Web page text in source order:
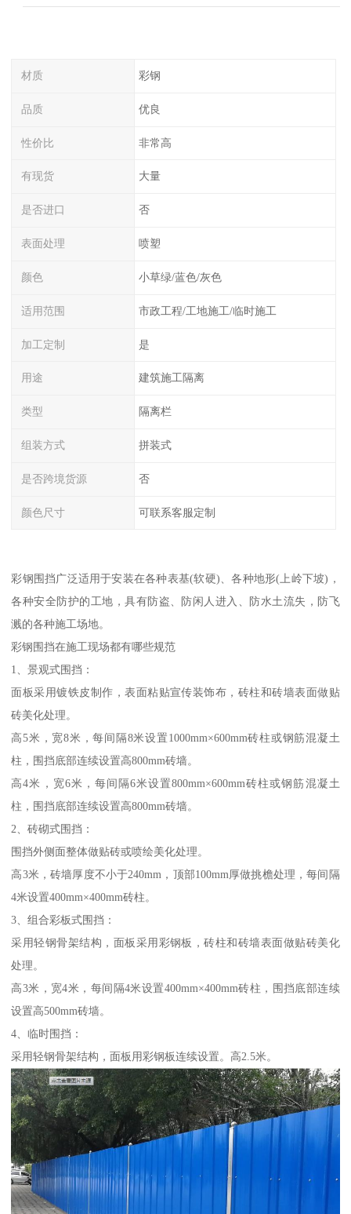
材质 彩钢
品质 优良
性价比 非常高
有现货 大量
是否进口 否
表面处理 喷塑
颜色 小草绿/蓝色/灰色
适用范围 市政工程/工地施工/临时施工
加工定制 是
用途 建筑施工隔离
类型 隔离栏
组装方式 拼装式
是否跨境货源 否
颜色尺寸 可联系客服定制
彩钢围挡广泛适用于安装在各种表基(软硬)、各种地形(上岭下坡)，
各种安全防护的工地，具有防盗、防闲人进入、防水土流失，防飞
溅的各种施工场地。
彩钢围挡在施工现场都有哪些规范
1、景观式围挡：
面板采用镀铁皮制作，表面粘贴宣传装饰布，砖柱和砖墙表面做贴
砖美化处理。
高5米，宽8米，每间隔8米设置1000mm×600mm砖柱或钢筋混凝土
柱，围挡底部连续设置高800mm砖墙。
高4米，宽6米，每间隔6米设置800mm×600mm砖柱或钢筋混凝土
柱，围挡底部连续设置高800mm砖墙。
2、砖砌式围挡：
围挡外侧面整体做贴砖或喷绘美化处理。
高3米，砖墙厚度不小于240mm，顶部100mm厚做挑檐处理，每间隔
4米设置400mm×400mm砖柱。
3、组合彩板式围挡：
采用轻钢骨架结构，面板采用彩钢板，砖柱和砖墙表面做贴砖美化
处理。
高3米，宽4米，每间隔4米设置400mm×400mm砖柱，围挡底部连续
设置高500mm砖墙。
4、临时围挡：
采用轻钢骨架结构，面板用彩钢板连续设置。高2.5米。